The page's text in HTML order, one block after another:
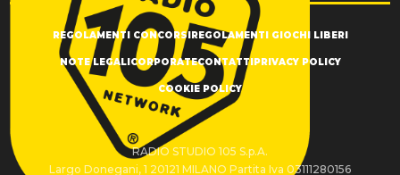
REGOLAMENTI CONCORSIREGOLAMENTI GIOCHI LIBERI
NOTE LEGALICORPORATECONTATTIPRIVACY POLICY
COOKIE POLICY
RADIO STUDIO 105 S.p.A.
Largo Donegani, 1 20121 MILANO Partita Iva 03111280156